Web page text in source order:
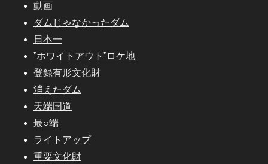
動画
ダムじゃなかったダム
日本一
”ホワイトアウト”ロケ地
登録有形文化財
消えたダム
天端国道
最○端
ライトアップ
重要文化財